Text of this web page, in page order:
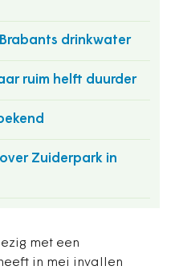
drinkwater
ruim helft duurder
Zuiderpark in
met een
in mei invallen